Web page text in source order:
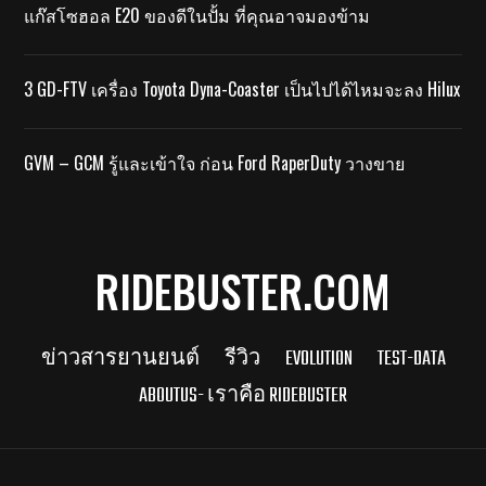
แก๊สโซฮอล E20 ของดีในปั้ม ที่คุณอาจมองข้าม
3 GD-FTV เครื่อง Toyota Dyna-Coaster เป็นไปได้ไหมจะลง Hilux
GVM – GCM รู้และเข้าใจ ก่อน Ford RaperDuty วางขาย
RIDEBUSTER.COM
ข่าวสารยานยนต์ รีวิว EVOLUTION
TEST-DATA
ABOUTUS- เราคือ RIDEBUSTER